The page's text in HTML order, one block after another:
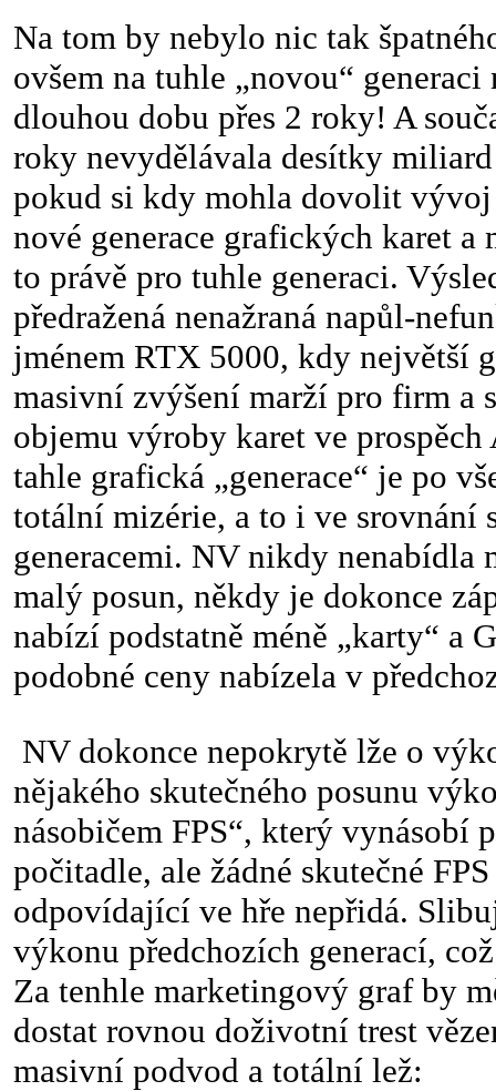
Na tom by nebylo nic tak
ovšem na tuhle „novou“
dlouhou dobu přes 2 roky! A
roky nevydělávala desítky
pokud si kdy mohla dovolit vývoj
nové generace grafických karet a
to právě pro tuhle generaci.
předražená nenažraná napůl-
jménem RTX 5000, kdy největší
masivní zvýšení marží pro firm a
objemu výroby karet ve
tahle grafická „generace“ je po
totální mizérie, a to i ve srovnání
generacemi. NV nikdy nenabídla
malý posun, někdy je dokonce
nabízí podstatně méně „karty“ a
podobné ceny nabízela v
NV dokonce nepokrytě lže o
nějakého skutečného posunu
násobičem FPS“, který vynásobí
počitadle, ale žádné skutečné
odpovídající ve hře nepřidá.
výkonu předchozích generací,
Za tenhle marketingový graf by
dostat rovnou doživotní trest
masivní podvod a totální lež: